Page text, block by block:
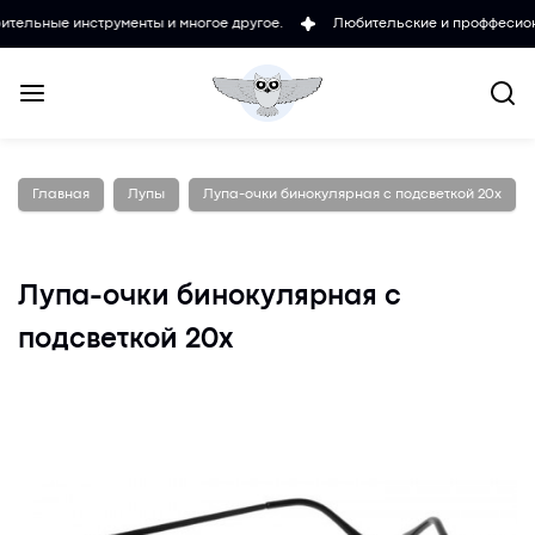
инструменты и многое другое. Любительские и
Главная Лупы Лупа-очки бинокулярная с подсветкой 20х
Лупа-очки бинокулярная с
подсветкой 20х